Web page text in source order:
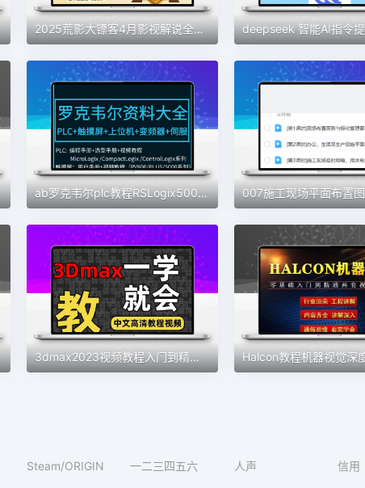
2025荒影大镖客4月影视解说全套零基础文案进阶课
ab罗克韦尔plc教程RSLogix500Studio5000编程视频变频器全套课程
3dmax2023视频教程入门到精通3dsmax2021教程零基础软件精品课程
Steam/ORIGIN 一二三四五六 人声 信用